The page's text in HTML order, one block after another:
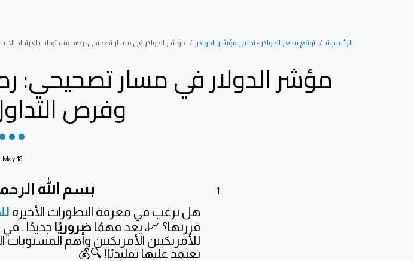
الرئيسية توقع سعر الدولار - تحليل مؤشر الدولار مؤشر الدولار في مسار تصحيحي: رصد مستويات الارتداد
مؤشر الدولار في مسار تصحيحي:
وفرص
18
May
بسم الله
هل ترغب في معرفة التطورات الأخيرة
قررتها؟ 📈، يعد فهمًا ضروريًا جديدًا . في
للأمريكيين الأمريكيين وأهم المستويات
تعتمد عليها تقليديًا! 🔍💰